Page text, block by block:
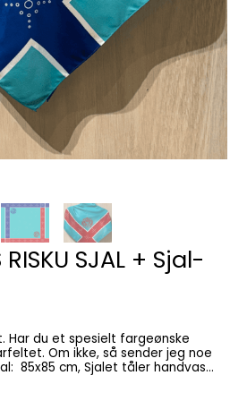
RISKU SJAL + Sjal-
Har du et spesielt fargeønske
Om ikke, så sender jeg noe